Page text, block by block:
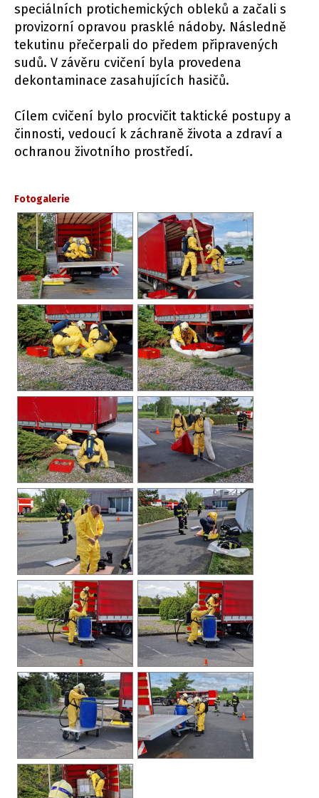
speciálních protichemických obleků a začali s
provizorní opravou prasklé nádoby. Následně
tekutinu přečerpali do předem připravených
sudů. V závěru cvičení byla provedena
dekontaminace zasahujících hasičů.
Cílem cvičení bylo procvičit taktické postupy a
činnosti, vedoucí k záchraně života a zdraví a
ochranou životního prostředí.
Fotogalerie